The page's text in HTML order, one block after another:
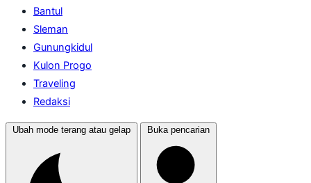
Bantul
Sleman
Gunungkidul
Kulon Progo
Traveling
Redaksi
Ubah mode terang atau gelap Buka pencarian